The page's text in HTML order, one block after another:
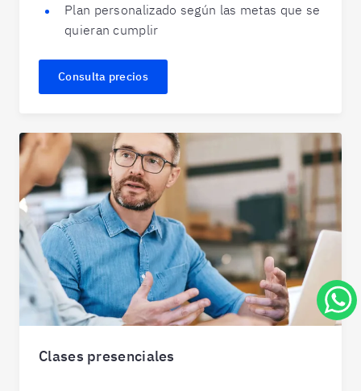
Plan personalizado según las metas que se
quieran cumplir
Consulta precios
Clases presenciales